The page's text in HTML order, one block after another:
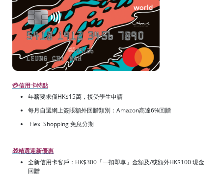
💳信用卡特點
年薪要求僅HK$15萬，接受學生申請
每月自選網上簽賬額外回贈類別：Amazon高達6%回贈
Flexi Shopping 免息分期
🎁精選迎新優惠
全新信用卡客戶：HK$300「一扣即享」金額及/或額外HK$100 現金
回贈